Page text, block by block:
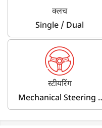
क्लच
Single / Dual
स्टीयरिंग
Mechanical Steering /
Dual Acting Power
Steering